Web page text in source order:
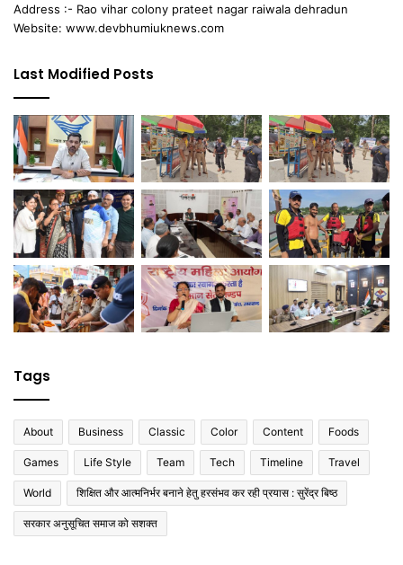
Address :- Rao vihar colony prateet nagar raiwala dehradun
Website: www.devbhumiuknews.com
Last Modified Posts
Tags
About Business Classic Color Content Foods
Games Life Style Team Tech Timeline Travel
World शिक्षित और आत्मनिर्भर बनाने हेतु हरसंभव कर रही प्रयास : सुरेंद्र बिष्ठ
सरकार अनुसूचित समाज को सशक्त